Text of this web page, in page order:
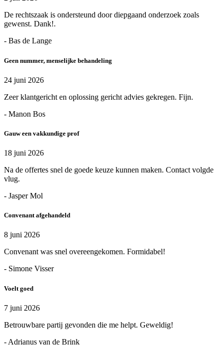
De rechtszaak is ondersteund door diepgaand onderzoek zoals
gewenst. Dank!.
- Bas de Lange
Geen nummer, menselijke behandeling
24 juni 2026
Zeer klantgericht en oplossing gericht advies gekregen. Fijn.
- Manon Bos
Gauw een vakkundige prof
18 juni 2026
Na de offertes snel de goede keuze kunnen maken. Contact volgde
vlug.
- Jasper Mol
Convenant afgehandeld
8 juni 2026
Convenant was snel overeengekomen. Formidabel!
- Simone Visser
Voelt goed
7 juni 2026
Betrouwbare partij gevonden die me helpt. Geweldig!
- Adrianus van de Brink